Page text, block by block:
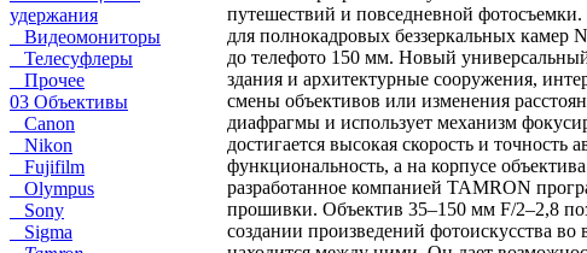
удержания
Видеомониторы
Телесуфлеры
Прочее
03 Объективы
Canon
Nikon
Fujifilm
Olympus
Sony
Sigma
путешествий и повседневной
для полнокадровых беззеркальных
до телефото 150 мм. Новый
здания и архитектурные сооружения,
смены объективов или изменения
диафрагмы и использует механизм
достигается высокая скорость и
функциональность, а на корпусе
разработанное компанией TAMRON
прошивки. Объектив 35–150 мм F/2–2,8
создании произведений фотоискусства во